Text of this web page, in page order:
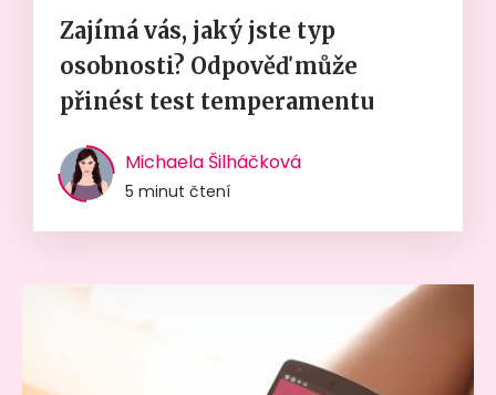
Zajímá vás, jaký jste typ
osobnosti? Odpověď může
přinést test temperamentu
Michaela Šilháčková
5 minut čtení